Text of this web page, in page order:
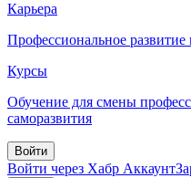
Карьера
Профессиональное развитие
Курсы
Обучение для смены
саморазвития
Войти
Войти через Хабр Аккаунт